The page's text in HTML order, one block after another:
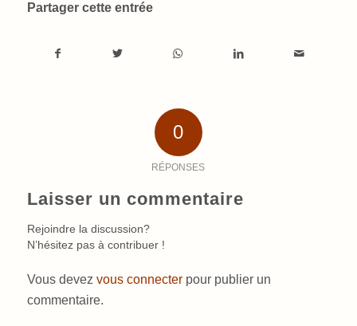
Partager cette entrée
0
RÉPONSES
Laisser un commentaire
Rejoindre la discussion?
N’hésitez pas à contribuer !
Vous devez vous connecterpour publier un
commentaire.